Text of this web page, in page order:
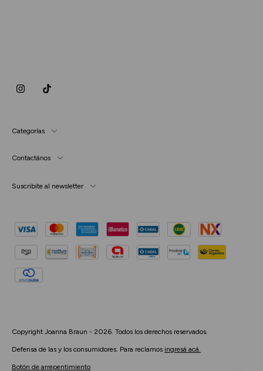
Categorías
Contactános
Suscribite al newsletter
Copyright Joanna Braun - 2026. Todos los derechos reservados.
Defensa de las y los consumidores. Para reclamos ingresá acá.
Botón de arrepentimiento